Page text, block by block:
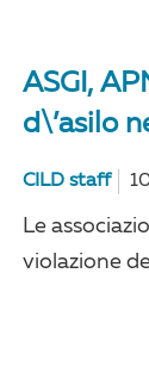
ASGI,
d\’asilo
CILD staff
Le
violazione